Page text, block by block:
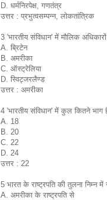
D. धर्मनिरपेक्ष, गणतंत्र
उत्तर : प्रभुत्वसम्पन्न, लोकतांत्रिक
3 'भारतीय संविधान' में मौलिक
A. ब्रिटेन
B. अमरीका
C. ऑस्ट्रेलिया
D. स्विट्जरलैण्ड
उत्तर : अमरीका
4 'भारतीय संविधान' में कुल कितने भाग
A. 18
B. 20
C. 22
D. 24
उत्तर : 22
5 भारत के राष्ट्रपति की तुलना निम्न
A. अमरीका के राष्ट्रपति से